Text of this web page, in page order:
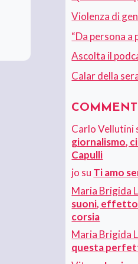
Violenza di
“Da persona a
Ascolta il
Calar della
Carlo Vellutini
giornalismo,
Capulli
jo su Ti amo
Maria Brigida
suoni, effetto
corsia
Maria Brigida
questa